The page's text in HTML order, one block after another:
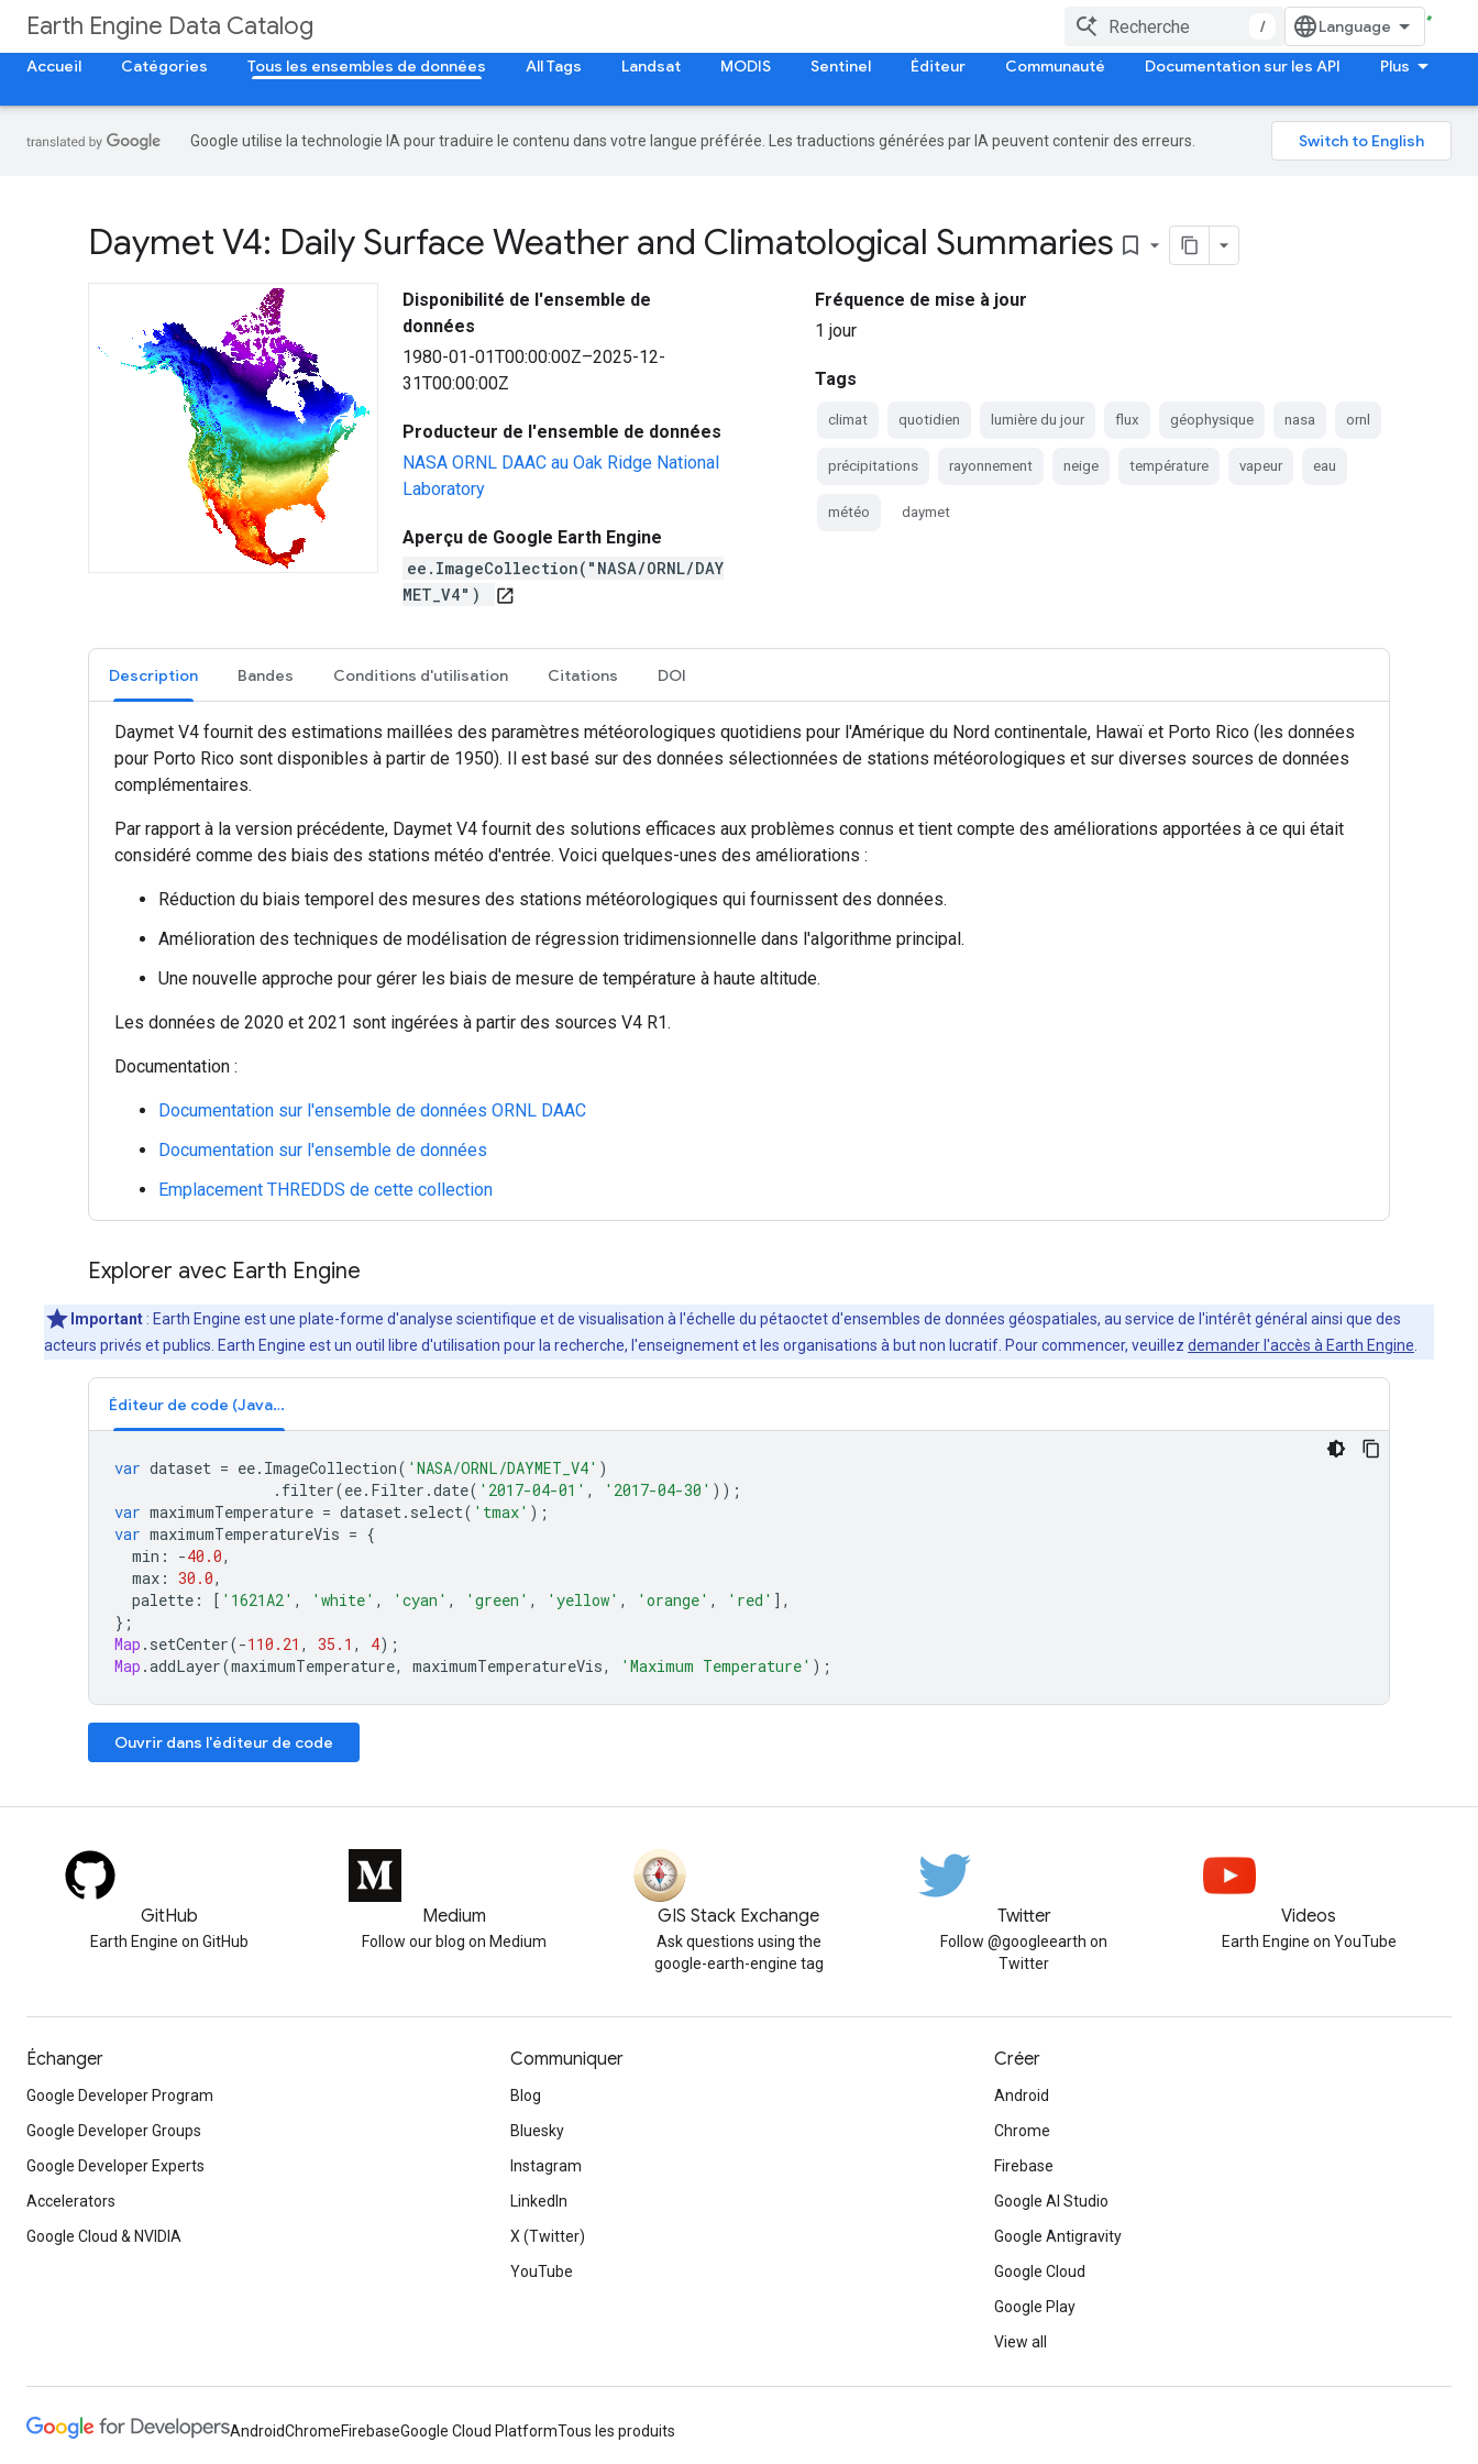
Earth Engine Data Catalog
/
Accueil
Catégories Tous les ensembles de données All Tags Landsat MODIS Sentinel Éditeur Communauté Documentation sur les API Plus
Google utilise la technologie IA pour traduire le contenu dans votre langue préférée. Les traductions générées par IA peuvent contenir des erreurs.
Daymet V4: Daily Surface Weather and Climatological Summaries bookmark_border
Disponibilité de l'ensemble de
données
1980-01-01T00:00:00Z–2025-12-
31T00:00:00Z
Producteur de l'ensemble de données
NASA ORNL DAAC au Oak Ridge National
Laboratory
Aperçu de Google Earth Engine
ee.ImageCollection("NASA/ORNL/DAY
MET_V4")
open_in_new
Fréquence de mise à jour
1 jour
Tags
climat quotidien lumière du jour flux géophysique nasa ornl
précipitations rayonnement neige température vapeur eau
météo daymet
Description Bandes Conditions d'utilisation Citations DOI
Daymet V4 fournit des estimations maillées des paramètres météorologiques quotidiens pour l'Amérique du Nord continentale, Hawaï et Porto Rico (les données
pour Porto Rico sont disponibles à partir de 1950). Il est basé sur des données sélectionnées de stations météorologiques et sur diverses sources de données
complémentaires.
Par rapport à la version précédente, Daymet V4 fournit des solutions efficaces aux problèmes connus et tient compte des améliorations apportées à ce qui était
considéré comme des biais des stations météo d'entrée. Voici quelques-unes des améliorations :
Réduction du biais temporel des mesures des stations météorologiques qui fournissent des données.
Amélioration des techniques de modélisation de régression tridimensionnelle dans l'algorithme principal.
Une nouvelle approche pour gérer les biais de mesure de température à haute altitude.
Les données de 2020 et 2021 sont ingérées à partir des sources V4 R1.
Documentation :
Documentation sur l'ensemble de données ORNL DAAC
Documentation sur l'ensemble de données
Emplacement THREDDS de cette collection
Explorer avec Earth Engine
Important : Earth Engine est une plate-forme d'analyse scientifique et de visualisation à l'échelle du pétaoctet d'ensembles de données géospatiales, au service de l'intérêt général ainsi que des
acteurs privés et publics. Earth Engine est un outil libre d'utilisation pour la recherche, l'enseignement et les organisations à but non lucratif. Pour commencer, veuillez demander l'accès à Earth Engine
Éditeur de code (JavaScript)
var dataset = ee. ImageCollection( 'NASA/ORNL/DAYMET_V4' )
. filter(ee. Filter .date( '2017-04-01' , '2017-04-30' ));
var maximumTemperature = dataset. select( 'tmax' );
var maximumTemperatureVis = {
min : -40.0,
max : 30.0,
palette : [ '1621A2' , 'white' , 'cyan' , 'green' , 'yellow' , 'orange' , 'red' ],
};
Map . setCenter(-110.21 , 35.1 , 4);
Map .addLayer(maximumTemperature, maximumTemperatureVis, 'Maximum Temperature' );
Ouvrir dans l'éditeur de code
GitHub
Earth Engine on GitHub
Medium
Follow our blog on Medium
GIS Stack Exchange
Ask questions using the
google-earth-engine tag
Twitter
Follow @googleearth on
Twitter
Videos
Earth Engine on YouTube
Échanger
Google Developer Program
Google Developer Groups
Google Developer Experts
Accelerators
Google Cloud & NVIDIA
Communiquer
Blog
Bluesky
Instagram
LinkedIn
X (Twitter)
YouTube
Créer
Android
Chrome
Firebase
Google AI Studio
Google Antigravity
Google Cloud
Google Play
View all
AndroidChromeFirebaseGoogle Cloud PlatformTous les produits